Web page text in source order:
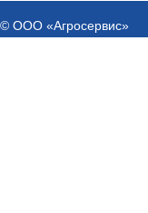
© ООО «Агросервис»